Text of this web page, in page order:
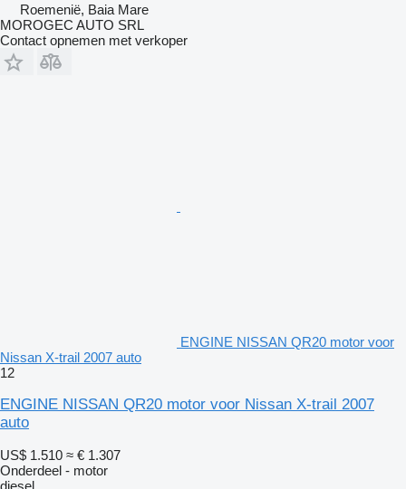
Roemenië, Baia Mare
MOROGEC AUTO SRL
Contact opnemen met verkoper
ENGINE NISSAN QR20 motor voor
Nissan X-trail 2007 auto
12
ENGINE NISSAN QR20 motor voor Nissan X-trail 2007
auto
US$ 1.510 ≈ € 1.307
Onderdeel - motor
diesel